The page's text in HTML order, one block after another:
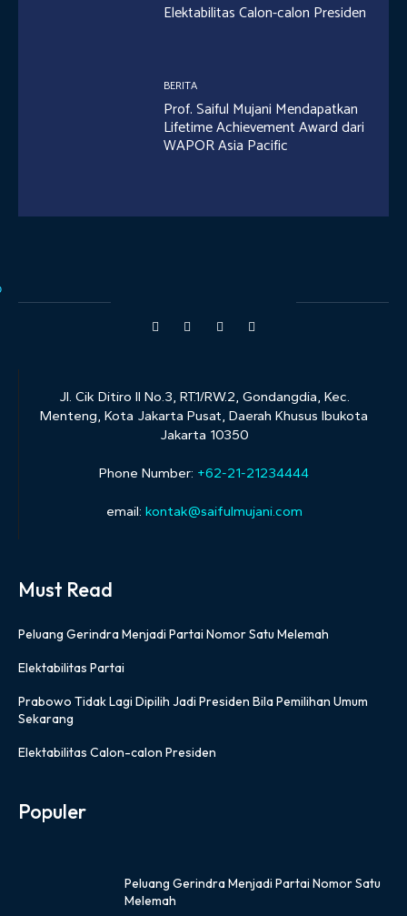
Elektabilitas Calon-calon Presiden
BERITA
Prof. Saiful Mujani Mendapatkan
Lifetime Achievement Award dari
WAPOR Asia Pacific
Jl. Cik Ditiro II No.3, RT.1/RW.2, Gondangdia, Kec.
Menteng, Kota Jakarta Pusat, Daerah Khusus Ibukota
Jakarta 10350
Phone Number: +62-21-21234444
email: kontak@saifulmujani.com
Must Read
Peluang Gerindra Menjadi Partai Nomor Satu Melemah
Elektabilitas Partai
Prabowo Tidak Lagi Dipilih Jadi Presiden Bila Pemilihan Umum
Sekarang
Elektabilitas Calon-calon Presiden
Populer
Peluang Gerindra Menjadi Partai Nomor Satu
Melemah